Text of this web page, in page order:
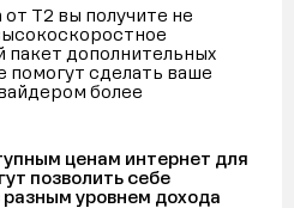
Т2 вы получите не
пакет дополнительных
сделать ваше
более
ценам интернет для
позволить себе
разным уровнем дохода